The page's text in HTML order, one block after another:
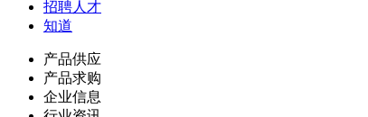
招聘人才
知道
产品供应
产品求购
企业信息